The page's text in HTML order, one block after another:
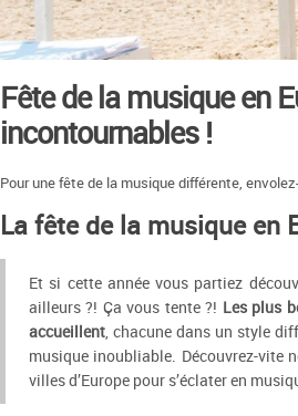
Fête de la musique en
incontournables !
Pour une fête de la musique différente,
La fête de la musique en
Et si cette année vous partiez
ailleurs ?! Ça vous tente ?! Les plus
accueillent, chacune dans un style
musique inoubliable. Découvrez-vite
villes d’Europe pour s’éclater en